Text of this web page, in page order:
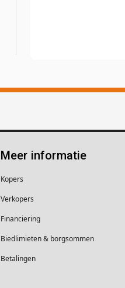
Meer informatie
Kopers
Verkopers
Financiering
Biedlimieten & borgsommen
Betalingen